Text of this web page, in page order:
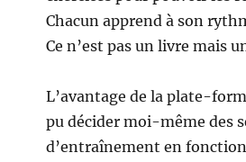
Chacun apprend à son
Ce n’est pas un livre mais
L’avantage de la plate-
pu décider moi-même des
d’entraînement en